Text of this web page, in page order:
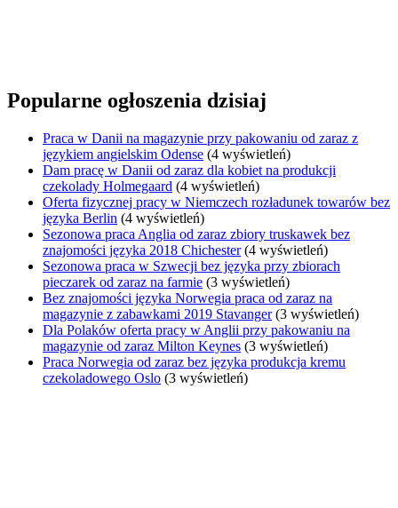
Popularne ogłoszenia dzisiaj
Praca w Danii na magazynie przy pakowaniu od zaraz z
językiem angielskim Odense (4 wyświetleń)
Dam pracę w Danii od zaraz dla kobiet na produkcji
czekolady Holmegaard (4 wyświetleń)
Oferta fizycznej pracy w Niemczech rozładunek towarów bez
języka Berlin (4 wyświetleń)
Sezonowa praca Anglia od zaraz zbiory truskawek bez
znajomości języka 2018 Chichester(4 wyświetleń)
Sezonowa praca w Szwecji bez języka przy zbiorach
pieczarek od zaraz na farmie (3 wyświetleń)
Bez znajomości języka Norwegia praca od zaraz na
magazynie z zabawkami 2019 Stavanger(3 wyświetleń)
Dla Polaków oferta pracy w Anglii przy pakowaniu na
magazynie od zaraz Milton Keynes (3 wyświetleń)
Praca Norwegia od zaraz bez języka produkcja kremu
czekoladowego Oslo (3 wyświetleń)